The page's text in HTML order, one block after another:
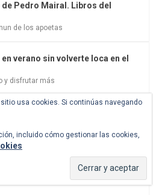
Pedro Mairal. Libros del
de los apoetas
verano sin volverte loca en el
y disfrutar más
Hasta el 8 de noviembre
Barberini. Palazzo Barberini.
usa cookies. Si continúas navegando
incluido cómo gestionar las cookies,